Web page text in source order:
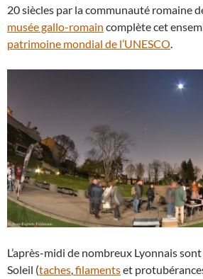
20 siècles par la communauté romaine
musée gallo-romain complète cet
patrimoine mondial de l’UNESCO.
L’après-midi de nombreux Lyonnais
Soleil (taches,filamentset